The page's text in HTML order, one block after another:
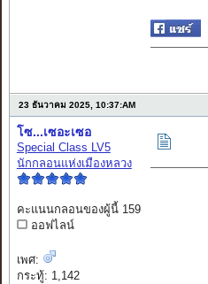
23 ธันวาคม 2025, 10:37:AM
โซ...เซอะเซอ
Special Class LV5
นักกลอนแห่งเมืองหลวง
คะแนนกลอนของผู้นี้ 159
ออฟไลน์
เพศ:
กระทู้: 1,142